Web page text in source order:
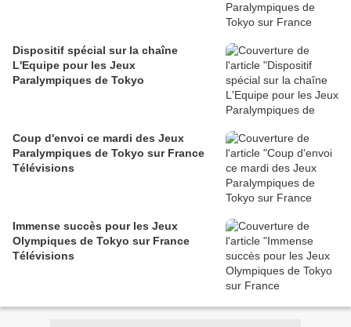
Dispositif spécial sur la chaîne
L'Equipe pour les Jeux
Paralympiques de Tokyo
Coup d'envoi ce mardi des Jeux
Paralympiques de Tokyo sur France
Télévisions
Immense succès pour les Jeux
Olympiques de Tokyo sur France
Télévisions